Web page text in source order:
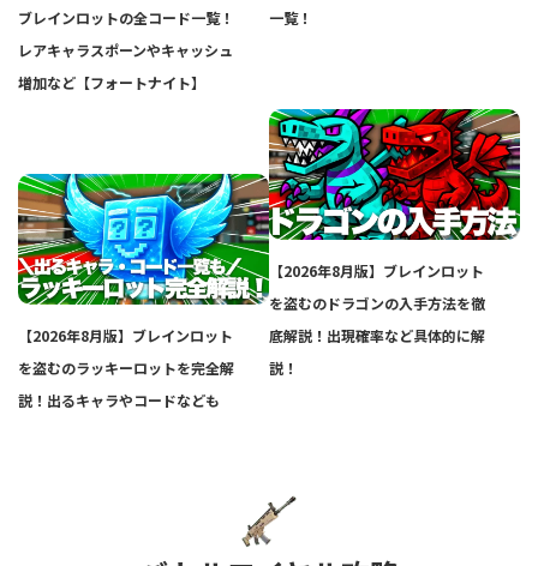
ブレインロットの全コード一覧！
レアキャラスポーンやキャッシュ
増加など【フォートナイト】
【2026年8月版】ブレインロット
を盗むのラッキーロットを完全解
説！出るキャラやコードなども
一覧！
【2026年8月版】ブレインロット
を盗むのドラゴンの入手方法を徹
底解説！出現確率など具体的に解
説！